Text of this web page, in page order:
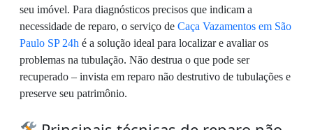
seu imóvel. Para diagnósticos precisos que indicam a
necessidade de reparo, o serviço de Caça Vazamentos em São
Paulo SP 24h é a solução ideal para localizar e avaliar os
problemas na tubulação. Não destrua o que pode ser
recuperado – invista em reparo não destrutivo de tubulações e
preserve seu patrimônio.